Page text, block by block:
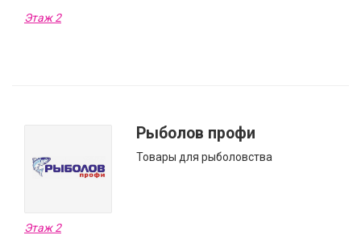
Этаж 2
Рыболов профи
Товары для рыболовства
Этаж 2